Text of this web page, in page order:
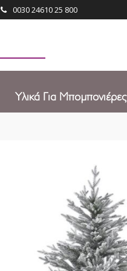
0030 24610 25 800
Υλικά Για Μπομπονιέρες